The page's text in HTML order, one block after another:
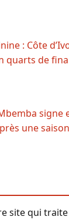
: Côte
quarts de
signe
une
site qui